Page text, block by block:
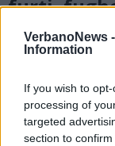
VerbanoNews -
Information
If you wish to
processing of
targeted
section to
furti,